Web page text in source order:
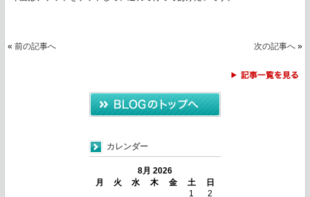
«前の記事へ 次の記事へ»
カレンダー
8月 2026
月
火 水 木 金 土
日
1
2